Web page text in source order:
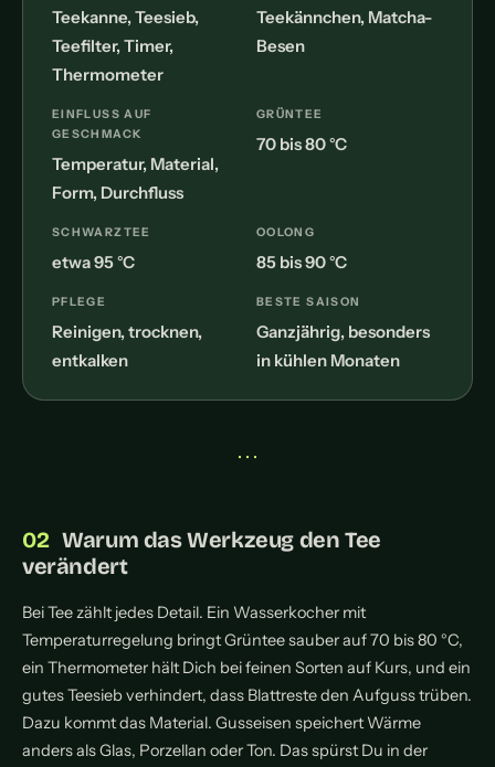
Teekanne, Teesieb,
Teefilter, Timer,
Thermometer
Teekännchen, Matcha-
Besen
EINFLUSS AUF
GESCHMACK
Temperatur, Material,
Form, Durchfluss
GRÜNTEE
70 bis 80 °C
SCHWARZTEE
etwa 95 °C
OOLONG
85 bis 90 °C
PFLEGE
Reinigen, trocknen,
entkalken
BESTE SAISON
Ganzjährig, besonders
in kühlen Monaten
• • •
Warum das Werkzeug den Tee
verändert
Bei Tee zählt jedes Detail. Ein Wasserkocher mit
Temperaturregelung bringt Grüntee sauber auf 70 bis 80 °C,
ein Thermometer hält Dich bei feinen Sorten auf Kurs, und ein
gutes Teesieb verhindert, dass Blattreste den Aufguss trüben.
Dazu kommt das Material. Gusseisen speichert Wärme
anders als Glas, Porzellan oder Ton. Das spürst Du in der